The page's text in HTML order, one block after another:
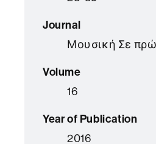
Journal
Μουσική Σε
Volume
16
Year of Publication
2016